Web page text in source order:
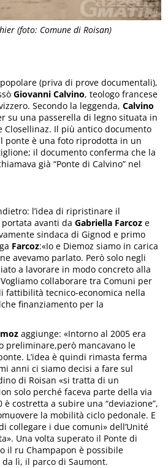
(foto: Comune di Roisan)
(priva di prove documentali),
Giovanni Calvino, teologo francese
Secondo la leggenda,Calvino
su una passerella di legno situata in
Closellinaz. Il più antico documento
ponte è una foto riprodotta in un
il documento conferma che la
già “Ponte di Calvino” nel
l’idea di ripristinare il
portata avanti daGabriella Farcoz e
sindaca di Gignod e primo
Farcoz:«Io e Diemoz siamo in carica
avevamo parlato. Però solo negli
a lavorare in modo concreto alla
collaborare tra Comuni per
fattibilità tecnico-economica nella
finanziamento per la
aggiunge: «Intorno al 2005 era
preliminare,però mancavano le
L’idea è quindi rimasta ferma
anni ci siamo decisi a fare sul
di Roisan «si tratta di un
solo perché faceva parte della via
è costretta a subire una “deviazione”,
la mobilità ciclo pedonale. E
collegare i due comuni» dell’Unité
Una volta superato il Ponte di
il ru Champapon è possibile
lì, il parco di Saumont.